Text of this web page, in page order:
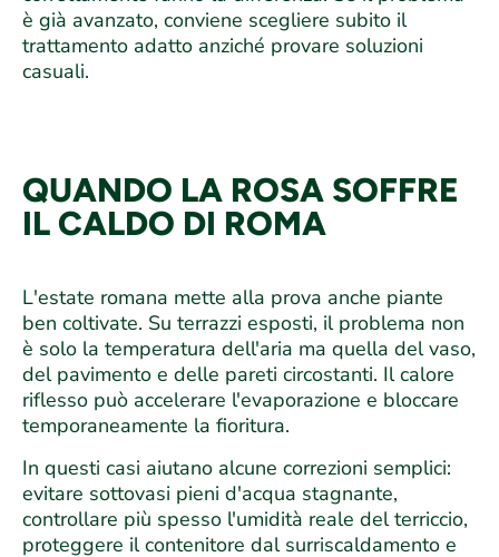
è già avanzato, conviene scegliere subito il
trattamento adatto anziché provare soluzioni
casuali.
QUANDO LA ROSA SOFFRE
IL CALDO DI ROMA
L'estate romana mette alla prova anche piante
ben coltivate. Su terrazzi esposti, il problema non
è solo la temperatura dell'aria ma quella del vaso,
del pavimento e delle pareti circostanti. Il calore
riflesso può accelerare l'evaporazione e bloccare
temporaneamente la fioritura.
In questi casi aiutano alcune correzioni semplici:
evitare sottovasi pieni d'acqua stagnante,
controllare più spesso l'umidità reale del terriccio,
proteggere il contenitore dal surriscaldamento e